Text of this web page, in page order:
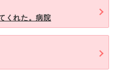
くれた。病院